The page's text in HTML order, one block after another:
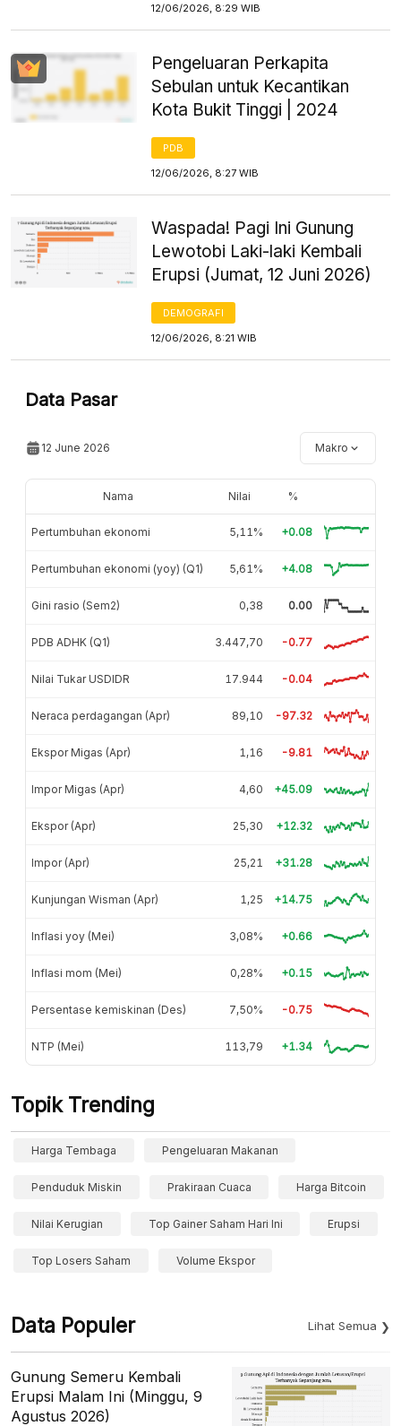
12/06/2026, 8:29 WIB
Pengeluaran Perkapita
Sebulan untuk Kecantikan
Kota Bukit Tinggi | 2024
PDB
12/06/2026, 8:27 WIB
Waspada! Pagi Ini Gunung
Lewotobi Laki-laki Kembali
Erupsi (Jumat, 12 Juni 2026)
DEMOGRAFI
12/06/2026, 8:21 WIB
Data Pasar
12 June 2026 Makro
Nama Nilai %
Pertumbuhan ekonomi 5,11% +0.08
Pertumbuhan ekonomi (yoy) (Q1) 5,61% +4.08
Gini rasio (Sem2) 0,38 0.00
PDB ADHK (Q1) 3.447,70 -0.77
Nilai Tukar USDIDR 17.944 -0.04
Neraca perdagangan (Apr) 89,10 -97.32
Ekspor Migas (Apr) 1,16 -9.81
Impor Migas (Apr) 4,60 +45.09
Ekspor (Apr) 25,30 +12.32
Impor (Apr) 25,21 +31.28
Kunjungan Wisman (Apr) 1,25 +14.75
Inflasi yoy (Mei) 3,08% +0.66
Inflasi mom (Mei) 0,28% +0.15
Persentase kemiskinan (Des) 7,50% -0.75
NTP (Mei) 113,79 +1.34
Topik Trending
Harga Tembaga Pengeluaran Makanan
Penduduk Miskin Prakiraan Cuaca Harga Bitcoin
Nilai Kerugian Top Gainer Saham Hari Ini Erupsi
Top Losers Saham Volume Ekspor
Data Populer Lihat Semua
Gunung Semeru Kembali
Erupsi Malam Ini (Minggu, 9
Agustus 2026)